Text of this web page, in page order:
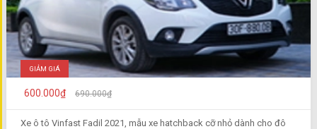
GIẢM GIÁ
600.000₫ 690.000₫
Xe ô tô Vinfast Fadil 2021, mẫu xe hatchback cỡ nhỏ dành cho đô